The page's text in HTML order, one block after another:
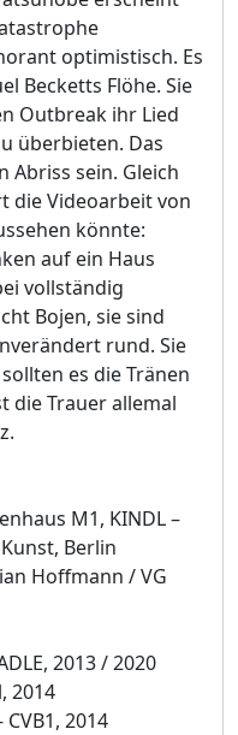
optimistisch. Es
Becketts Flöhe. Sie
Outbreak ihr Lied
überbieten. Das
Abriss sein. Gleich
die Videoarbeit von
könnte:
auf ein Haus
vollständig
Bojen, sie sind
rund. Sie
es die Tränen
die Trauer allemal
M1, KINDL –
Berlin
Hoffmann / VG
2013 / 2020
2014
2014